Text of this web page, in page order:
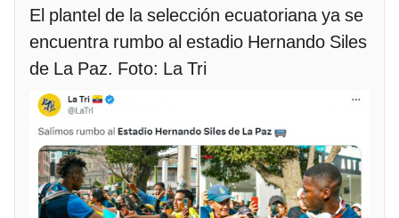
El plantel de la selección ecuatoriana ya se
encuentra rumbo al estadio Hernando Siles
de La Paz. Foto: La Tri